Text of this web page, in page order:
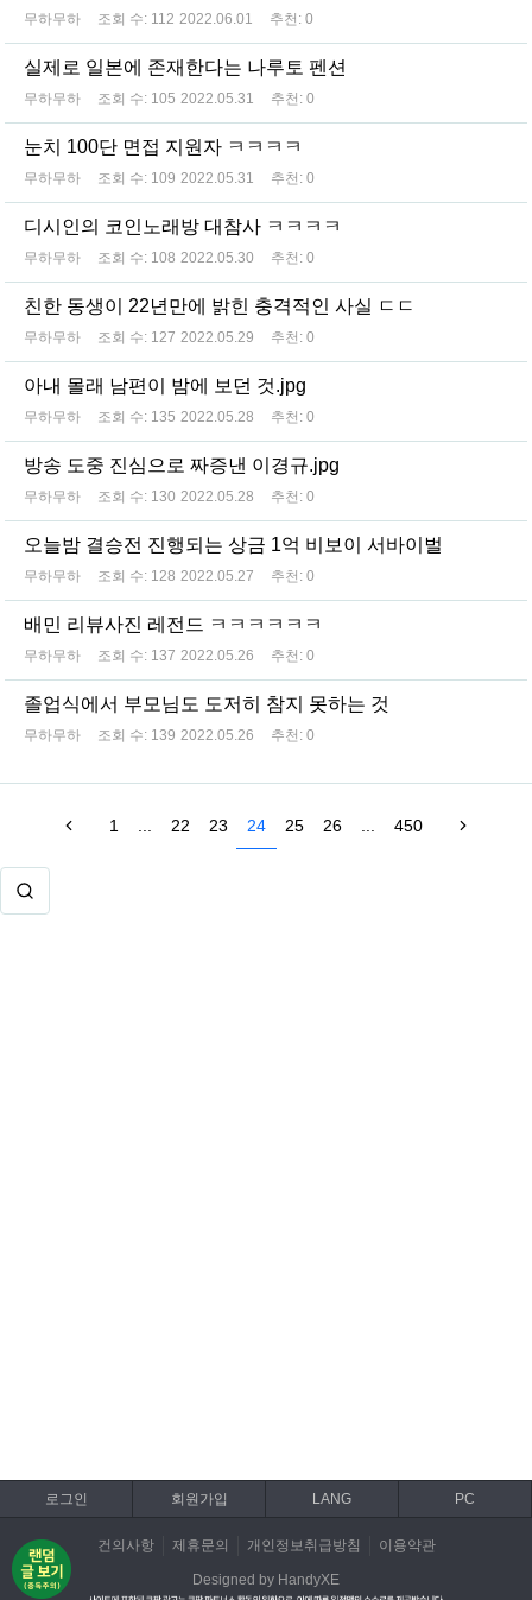
무하무하 조회 수: 112 2022.06.01 추천: 0
실제로 일본에 존재한다는 나루토 펜션
무하무하 조회 수: 105 2022.05.31 추천: 0
눈치 100단 면접 지원자 ㅋㅋㅋㅋ
무하무하 조회 수: 109 2022.05.31 추천: 0
디시인의 코인노래방 대참사 ㅋㅋㅋㅋ
무하무하 조회 수: 108 2022.05.30 추천: 0
친한 동생이 22년만에 밝힌 충격적인 사실 ㄷㄷ
무하무하 조회 수: 127 2022.05.29 추천: 0
아내 몰래 남편이 밤에 보던 것.jpg
무하무하 조회 수: 135 2022.05.28 추천: 0
방송 도중 진심으로 짜증낸 이경규.jpg
무하무하 조회 수: 130 2022.05.28 추천: 0
오늘밤 결승전 진행되는 상금 1억 비보이 서바이벌
무하무하 조회 수: 128 2022.05.27 추천: 0
배민 리뷰사진 레전드 ㅋㅋㅋㅋㅋㅋ
무하무하 조회 수: 137 2022.05.26 추천: 0
졸업식에서 부모님도 도저히 참지 못하는 것
무하무하 조회 수: 139 2022.05.26 추천: 0
1 22 23 24 25 26 450
로그인 회원가입 LANG PC
건의사항 제휴문의 개인정보취급방침 이용약관
Designed by HandyXE